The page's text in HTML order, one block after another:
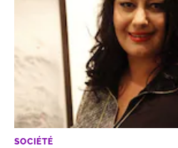
SOCIÉTÉ